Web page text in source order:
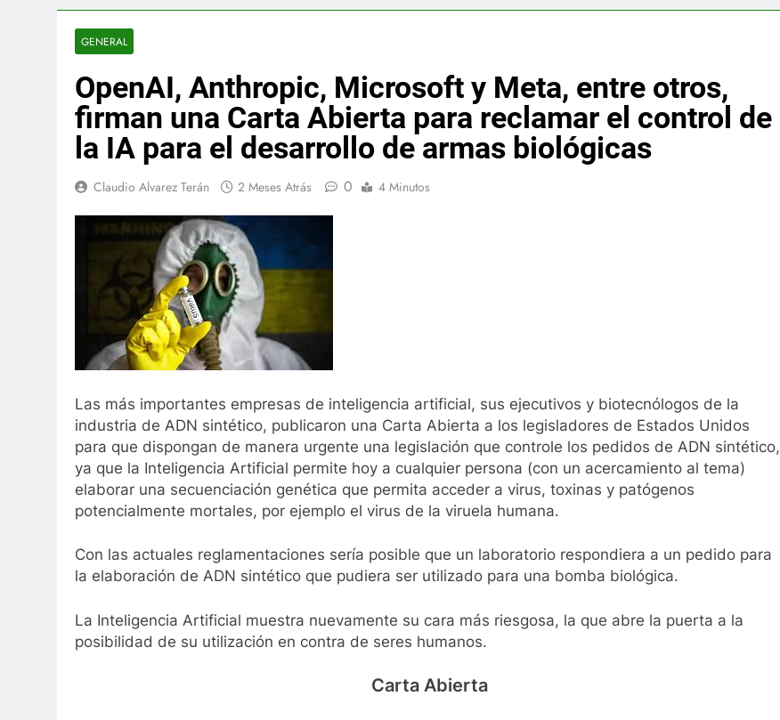
GENERAL
OpenAI, Anthropic, Microsoft y Meta, entre otros,
firman una Carta Abierta para reclamar el control de
la IA para el desarrollo de armas biológicas
Claudio Alvarez Terán 2 Meses Atrás 0 4 Minutos
Las más importantes empresas de inteligencia artificial, sus ejecutivos y biotecnólogos de la
industria de ADN sintético, publicaron una Carta Abierta a los legisladores de Estados Unidos
para que dispongan de manera urgente una legislación que controle los pedidos de ADN sintético,
ya que la Inteligencia Artificial permite hoy a cualquier persona (con un acercamiento al tema)
elaborar una secuenciación genética que permita acceder a virus, toxinas y patógenos
potencialmente mortales, por ejemplo el virus de la viruela humana.
Con las actuales reglamentaciones sería posible que un laboratorio respondiera a un pedido para
la elaboración de ADN sintético que pudiera ser utilizado para una bomba biológica.
La Inteligencia Artificial muestra nuevamente su cara más riesgosa, la que abre la puerta a la
posibilidad de su utilización en contra de seres humanos.
Carta Abierta